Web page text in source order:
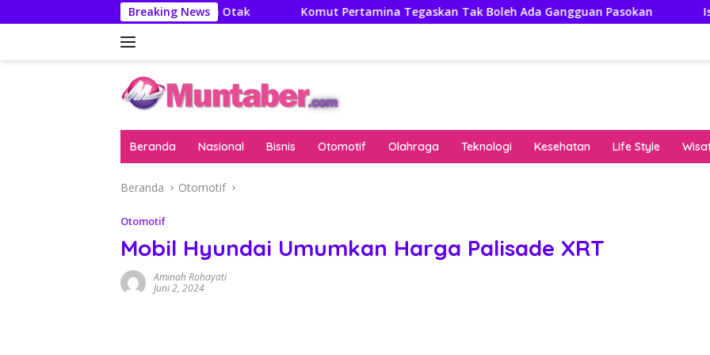
ke
Breaking News
Literatur Itu Minuman Otak Komut Pertamina Tegaskan Tak Boleh Ada Gangguan Pasokan Isuzu Pajang
Beranda Nasional Bisnis Otomotif Olahraga Teknologi Kesehatan Life Style
Beranda Otomotif
Otomotif
Mobil Hyundai Umumkan Harga Palisade XRT
Aminah Rohayati
Juni 2, 2024